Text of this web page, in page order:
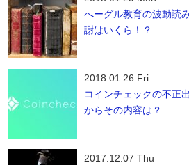
へーグル教育の波動読
謝はいくら！？
2018.01.26 Fri
コインチェックの不正
からその内容は？
2017.12.07 Thu